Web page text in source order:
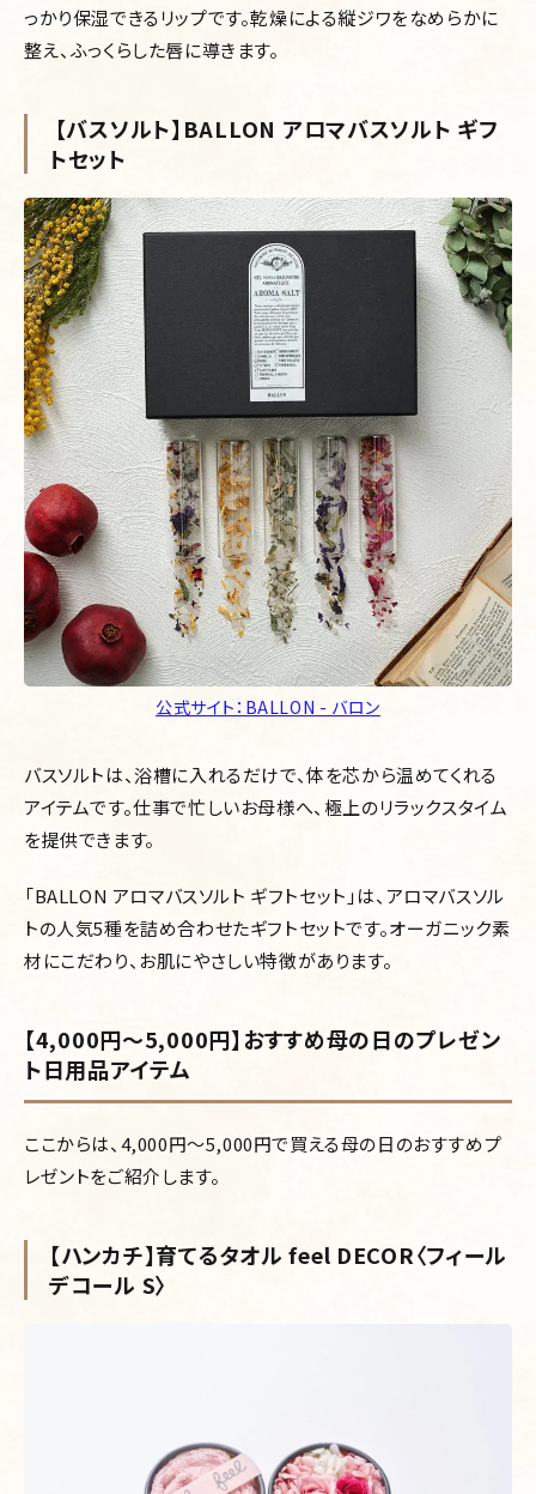
っかり保湿できるリップです。乾燥による縦ジワをなめらかに
整え、ふっくらした唇に導きます。
【バスソルト】BALLON アロマバスソルト ギフ
トセット
公式サイト：BALLON - バロン
バスソルトは、浴槽に入れるだけで、体を芯から温めてくれる
アイテムです。仕事で忙しいお母様へ、極上のリラックスタイム
を提供できます。
「BALLON アロマバスソルト ギフトセット」は、アロマバスソル
トの人気5種を詰め合わせたギフトセットです。オーガニック素
材にこだわり、お肌にやさしい特徴があります。
【4,000円～5,000円】おすすめ母の日のプレゼン
ト日用品アイテム
ここからは、4,000円～5,000円で買える母の日のおすすめプ
レゼントをご紹介します。
【ハンカチ】育てるタオル feel DECOR〈フィール
デコール S〉